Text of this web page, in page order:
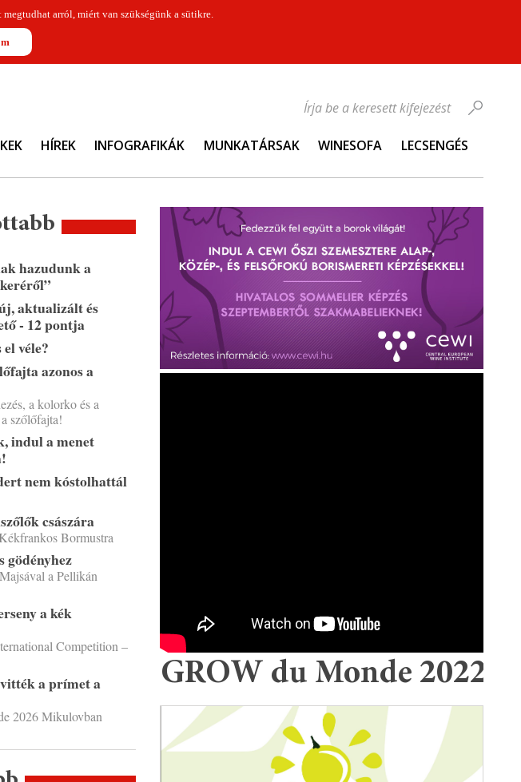
arról, miért van szükségünk a sütikre.
HÍREK INFOGRAFIKÁK MUNKATÁRSAK WINESOFA LECSENGÉS
Írja be a keresett kifejezést
hazudunk a
aktualizált és
- 12 pontja
véle?
azonos a
a kolorko és a
szőlőfajta!
indul a menet
nem kóstolhattál
császára
Bormustra
gödényhez
a Pellikán
a kék
Competition –
a prímet a
2026 Mikulovban
GROW du Monde 2022